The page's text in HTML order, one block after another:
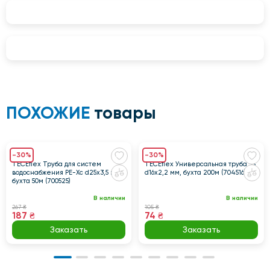
ПОХОЖИЕ товары
-30%
TECEflex Труба для систем
водоснабжения PE-Xc d25x3,5 мм,
бухта 50м (700525)
В наличии
267 ₴
187 ₴
Заказать
-30%
TECEflex Универсальная труба 5S
d16х2,2 мм, бухта 200м (704516)
В наличии
105 ₴
74 ₴
Заказать